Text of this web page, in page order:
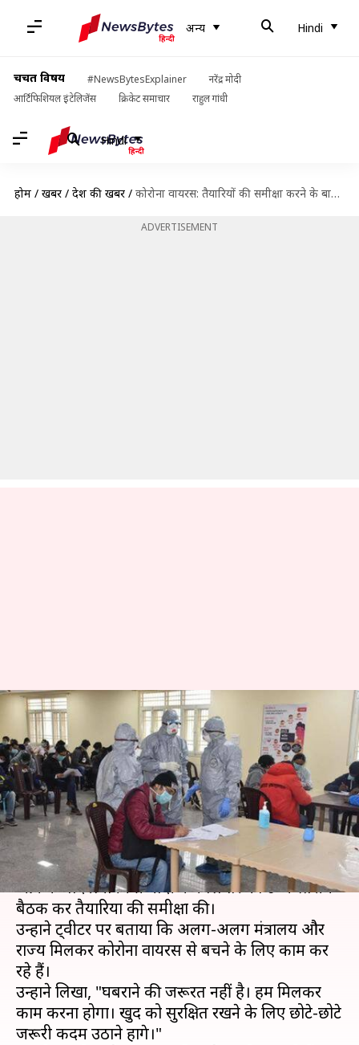
अन्य Hindi
चर्चित विषय #NewsBytesExplainer
नरेंद्र मोदी
आर्टिफिशियल इंटेलिजेंस
क्रिकेट समाचार राहुल गांधी
Hindi
होम / खबरें / देश की खबरें / कोरोना वायरस: तैयारियों की समीक्षा करने के बाद बोले प्रधानमंत्री मोदी- घबराने की जरूरत नहीं
ADVERTISEMENT
कोरोना वायरस: तैयारियों की समीक्षा
करने के बाद बोले प्रधानमंत्री मोदी-
घबराने की जरूरत नहीं
लेखन प्रमोद कुमार Mar 03, 2020 05:39 pm
क्या है खबर?
भारत में सोमवार को कोरोना वायरस के दो मामले सामने
आने के बाद प्रधानमंत्री मोदी ने मंगलवार को उच्च स्तरीय
बैठक कर तैयारियों की समीक्षा की।
उन्होंने ट्वीटर पर बताया कि अलग-अलग मंत्रालय और
राज्य मिलकर कोरोना वायरस से बचने के लिए काम कर
रहे हैं।
उन्होंने लिखा, "घबराने की जरूरत नहीं है। हमें मिलकर
काम करना होगा। खुद को सुरक्षित रखने के लिए छोटे-छोटे
जरूरी कदम उठाने होंगे।"